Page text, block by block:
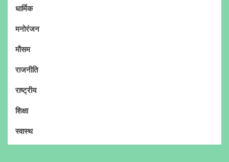
धार्मिक
मनोरंजन
मौसम
राजनीति
राष्ट्रीय
शिक्षा
स्वास्थ